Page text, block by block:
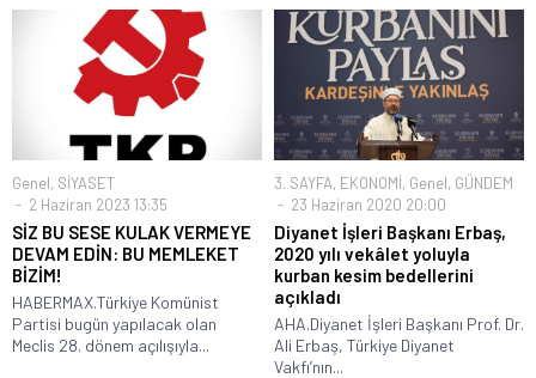
Genel, SİYASET
2 Haziran 2023 13:35
SİZ BU SESE KULAK VERMEYE
DEVAM EDİN: BU MEMLEKET
BİZİM!
HABERMAX.Türkiye Komünist
Partisi bugün yapılacak olan
Meclis 28. dönem açılışıyla...
3. SAYFA, EKONOMİ, Genel, GÜNDEM
23 Haziran 2020 20:00
Diyanet İşleri Başkanı Erbaş,
2020 yılı vekâlet yoluyla
kurban kesim bedellerini
açıkladı
AHA.Diyanet İşleri Başkanı Prof. Dr.
Ali Erbaş, Türkiye Diyanet
Vakfı’nın...